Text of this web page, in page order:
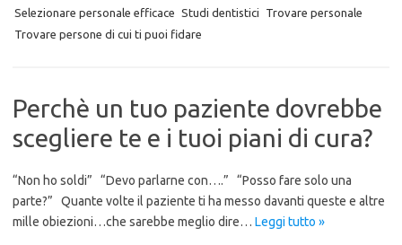
Selezionare personale efficace Studi dentistici
Trovare personale
Trovare persone di cui ti puoi fidare
Perchè un tuo paziente dovrebbe
scegliere te e i tuoi piani di cura?
“Non ho soldi” “Devo parlarne con….” “Posso fare solo una
parte?” Quante volte il paziente ti ha messo davanti queste e altre
mille obiezioni…che sarebbe meglio dire… Leggi tutto »